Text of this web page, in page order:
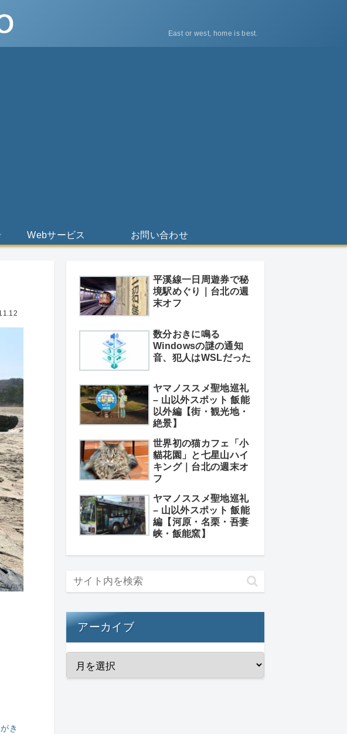
East or west, home is best.
Webサービス お問い合わせ
き
平溪線一日周遊券で秘
境駅めぐり｜台北の週
末オフ
数分おきに鳴る
Windowsの謎の通知
音、犯人はWSLだった
ヤマノススメ聖地巡礼
– 山以外スポット 飯能
以外編【街・観光地・
絶景】
世界初の猫カフェ「小
貓花園」と七星山ハイ
キング｜台北の週末オ
フ
ヤマノススメ聖地巡礼
– 山以外スポット 飯能
編【河原・名栗・吾妻
峡・飯能窯】
アーカイブ